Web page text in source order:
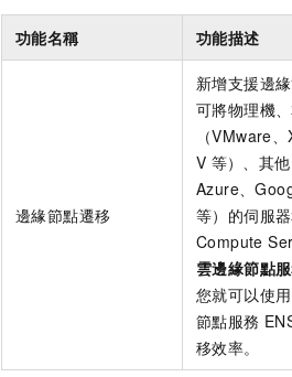
功能名稱 功能描述
邊緣節點遷移
新增支援邊緣
可將物理機
（VMware
V 等）、其他
Azure、
等）的伺服
Compute
雲邊緣節點
您就可以使用
節點服務
移效率。